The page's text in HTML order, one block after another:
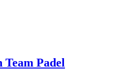
Team Padel